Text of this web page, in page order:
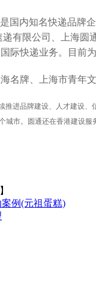
国内知名快递品
有限公司、上海
际快递业务。目前
牌、上海市青年
推进品牌建设、人才建
市。圆通还在香港建设服
】
例(元祖蛋糕)